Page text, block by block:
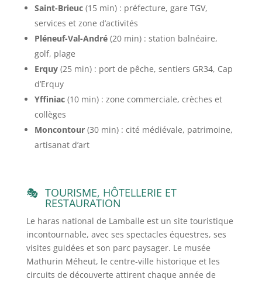
Saint-Brieuc(15 min) : préfecture, gare TGV,
services et zone d’activités
Pléneuf-Val-André(20 min) : station balnéaire,
golf, plage
Erquy(25 min) : port de pêche, sentiers GR34, Cap
d’Erquy
Yffiniac(10 min) : zone commerciale, crèches et
collèges
Moncontour(30 min) : cité médiévale, patrimoine,
artisanat d’art
TOURISME, HÔTELLERIE ET
RESTAURATION
Le haras national de Lamballe est un site touristique
incontournable, avec ses spectacles équestres, ses
visites guidées et son parc paysager. Le musée
Mathurin Méheut, le centre-ville historique et les
circuits de découverte attirent chaque année de